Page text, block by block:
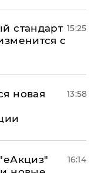
стандарт
с
15:25
новая
13:58
16:14